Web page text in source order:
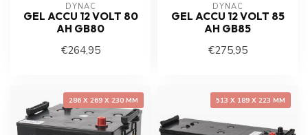
DYNAC
GEL ACCU 12 VOLT 80
AH GB80
€264,95
DYNAC
GEL ACCU 12 VOLT 85
AH GB85
€275,95
286 X 269 X 230 MM 513 X 189 X 223 MM